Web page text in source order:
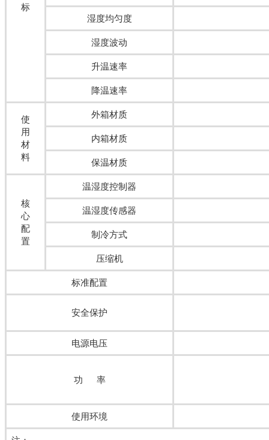
标
湿度均匀度
湿度波动
升温速率
降温速率
使
用
材
料
外箱材质
内箱材质
保温材质
核
心
配
置
温湿度控制器
温湿度传感器
制冷方式
压缩机
标准配置
安全保护
电源电压
功 率
使用环境